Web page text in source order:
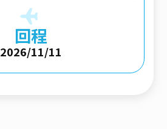
回程
2026/11/11